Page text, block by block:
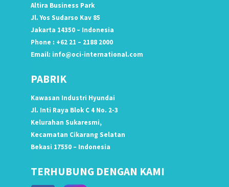
Altira Business Park
Jl. Yos Sudarso Kav 85
Jakarta 14350 – Indonesia
Phone : +62 21 – 2188 2000
Email: info@oci-international.com
PABRIK
Kawasan Industri Hyundai
Jl. Inti Raya Blok C 4 No. 2-3
Kelurahan Sukaresmi,
Kecamatan Cikarang Selatan
Bekasi 17550 – Indonesia
TERHUBUNG DENGAN KAMI